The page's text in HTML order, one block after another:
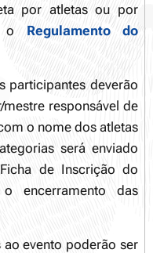
por atletas ou por
o Regulamento do
participantes deverão
responsável de
o nome dos atletas
será enviado
de Inscrição do
encerramento das
ao evento poderão ser